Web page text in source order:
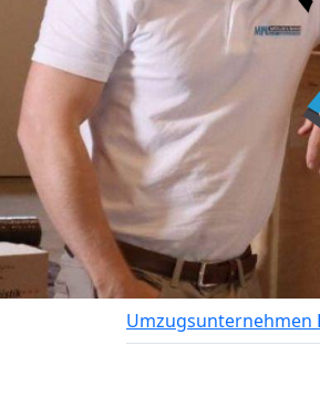
Umzugsunternehmen